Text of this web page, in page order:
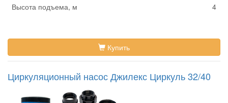
Высота подъема, м
4
Купить
Циркуляционный насос Джилекс Циркуль 32/40